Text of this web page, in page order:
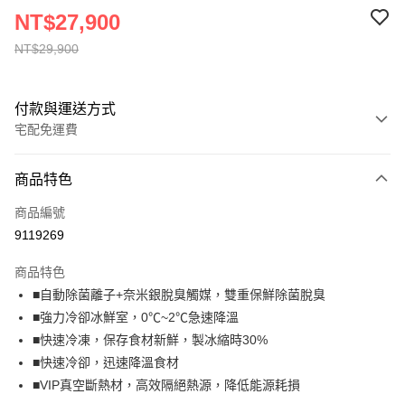
NT$29,900
NT$27,900
付款與運送方式
宅配免運費
全家線上支付
運送方式
本島宅配-活動商品
免運費
離島宅配-常溫商品
免運費
商品特色
商品編號
9119269
商品特色
■自動除菌離子+奈米銀脫臭觸媒，雙重保鮮除菌脫臭
■強力冷卻冰鮮室，0℃~2℃急速降溫
■快速冷凍，保存食材新鮮，製冰縮時30%
■快速冷卻，迅速降溫食材
■VIP真空斷熱材，高效隔絕熱源，降低能源耗損